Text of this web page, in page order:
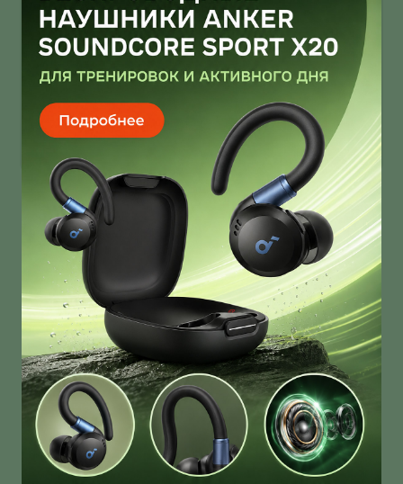
Infinix Note 60 Ultra от Pininfarina
умеет звонить через спутник
Infinix Note 60 Ultra получил дизайн от Pininfarina!
И это далеко не единственная фича новинки!
О нас
Ответы на вопросы
Персональные данные
Контакты
Оплата, доставка и возврат товара
Оферта
Политика конфиденциальности